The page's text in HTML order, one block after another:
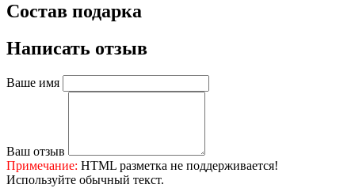
Состав подарка
Написать отзыв
Ваше имя
Ваш отзыв
Примечание: HTML разметка не поддерживается!
Используйте обычный текст.